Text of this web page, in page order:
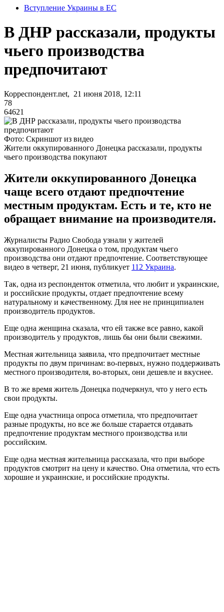
Вступление Украины в ЕС
В ДНР рассказали, продукты
чьего производства
предпочитают
Корреспондент.net, 21 июня 2018, 12:11
78
64621
Фото: Скриншот из видео
Жители оккупированного Донецка рассказали, продукты
чьего производства покупают
Жители оккупированного Донецка
чаще всего отдают предпочтение
местным продуктам. Есть и те, кто не
обращает внимание на производителя.
Журналисты Радио Свобода узнали у жителей
оккупированного Донецка о том, продуктам чьего
производства они отдают предпочтение. Соответствующее
видео в четверг, 21 июня, публикует 112 Украина.
Так, одна из респонденток отметила, что любит и украинские,
и российские продукты, отдает предпочтение всему
натуральному и качественному. Для нее не принципиален
производитель продуктов.
Еще одна женщина сказала, что ей также все равно, какой
производитель у продуктов, лишь бы они были свежими.
Местная жительница заявила, что предпочитает местные
продукты по двум причинам: во-первых, нужно поддерживать
местного производителя, во-вторых, они дешевле и вкуснее.
В то же время житель Донецка подчеркнул, что у него есть
свои продукты.
Еще одна участница опроса отметила, что предпочитает
разные продукты, но все же больше старается отдавать
предпочтение продуктам местного производства или
российским.
Еще одна местная жительница рассказала, что при выборе
продуктов смотрит на цену и качество. Она отметила, что есть
хорошие и украинские, и российские продукты.